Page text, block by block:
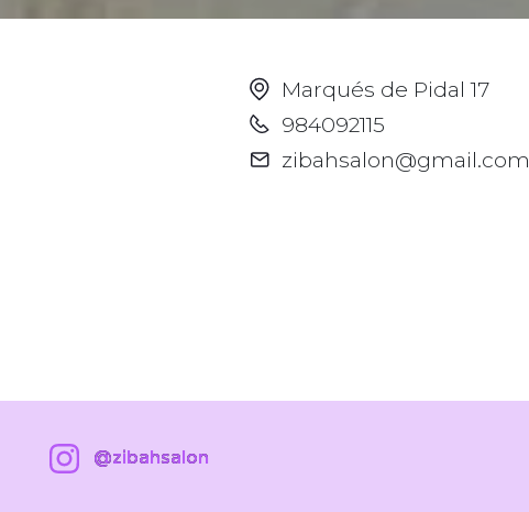
Marqués de Pidal 17
984092115
zibahsalon@gmail.com
@zibahsalon